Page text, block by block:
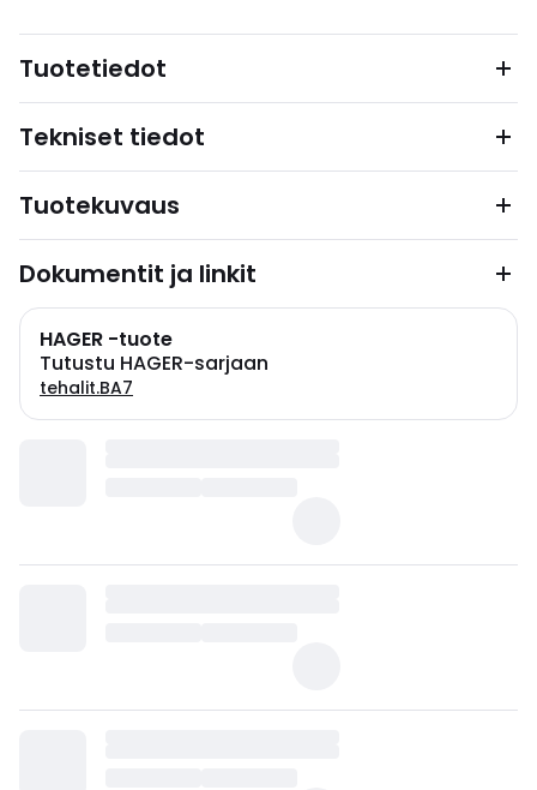
Tuotetiedot
Tekniset tiedot
Tuotekuvaus
Dokumentit ja linkit
HAGER -tuote
Tutustu HAGER-sarjaan
tehalit.BA7